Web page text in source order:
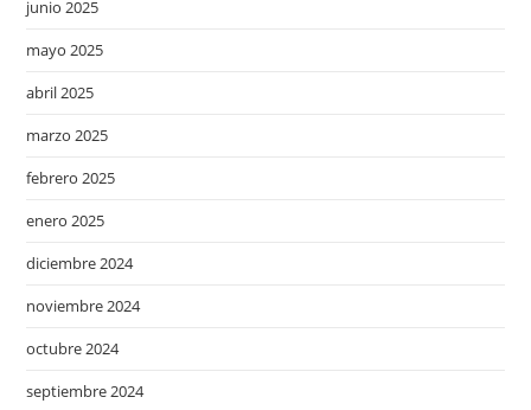
junio 2025
mayo 2025
abril 2025
marzo 2025
febrero 2025
enero 2025
diciembre 2024
noviembre 2024
octubre 2024
septiembre 2024